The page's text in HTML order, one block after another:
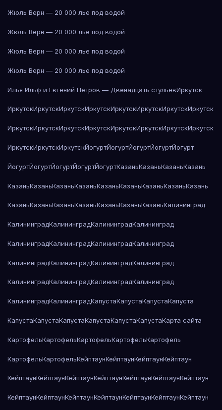
Жюль Верн — 20 000 лье под водой
Жюль Верн — 20 000 лье под водой
Жюль Верн — 20 000 лье под водой
Жюль Верн — 20 000 лье под водой
Илья Ильф и Евгений Петров — Двенадцать стульевИркутск
ИркутскИркутскИркутскИркутскИркутскИркутскИркутскИркутск
ИркутскИркутскИркутскИркутскИркутскИркутскИркутскИркутск
ИркутскИркутскИркутскЙогуртЙогуртЙогуртЙогуртЙогурт
ЙогуртЙогуртЙогуртЙогуртЙогуртКазаньКазаньКазаньКазань
КазаньКазаньКазаньКазаньКазаньКазаньКазаньКазаньКазань
КазаньКазаньКазаньКазаньКазаньКазаньКазаньКалининград
КалининградКалининградКалининградКалининград
КалининградКалининградКалининградКалининград
КалининградКалининградКалининградКалининград
КалининградКалининградКалининградКалининград
КалининградКалининградКапустаКапустаКапустаКапуста
КапустаКапустаКапустаКапустаКапустаКапустаКарта сайта
КартофельКартофельКартофельКартофельКартофель
КартофельКартофельКейптаунКейптаунКейптаунКейптаун
КейптаунКейптаунКейптаунКейптаунКейптаунКейптаунКейптаун
КейптаунКейптаунКейптаунКейптаунКейптаунКейптаунКейптаун